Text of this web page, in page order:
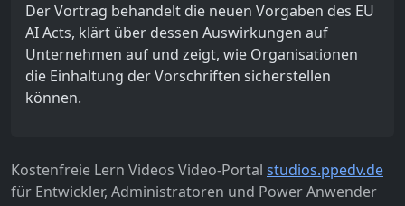
Der Vortrag behandelt die neuen Vorgaben des EU
AI Acts, klärt über dessen Auswirkungen auf
Unternehmen auf und zeigt, wie Organisationen
die Einhaltung der Vorschriften sicherstellen
können.
Kostenfreie Lern Videos Video-Portal studios.ppedv.de
für Entwickler, Administratoren und Power Anwender